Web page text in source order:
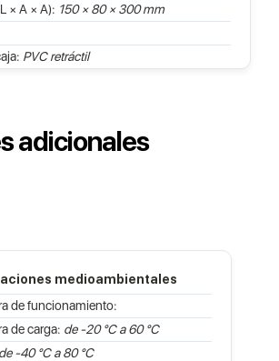
× A × A): 150 × 80 × 300 mm
PVC retráctil
adicionales
medioambientales
de funcionamiento:
de carga: de -20 °C a 60 °C
de -40 °C a 80 °C